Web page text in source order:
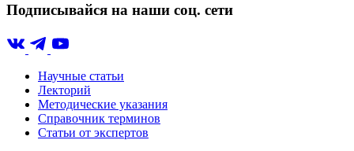
Подписывайся на наши соц. сети
Научные статьи
Лекторий
Методические указания
Справочник терминов
Статьи от экспертов